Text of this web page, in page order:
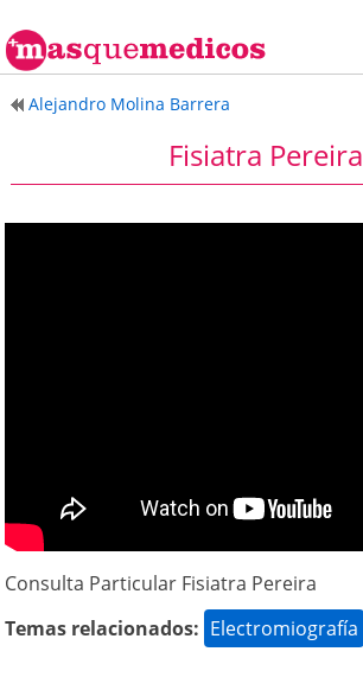
Alejandro Molina Barrera
Fisiatra Pereira
Consulta Particular Fisiatra Pereira
Temas relacionados: Electromiografía